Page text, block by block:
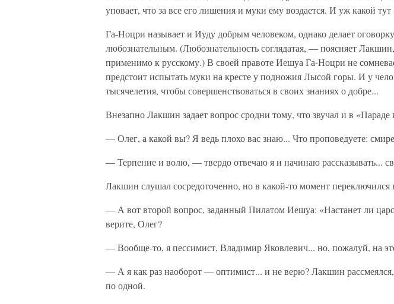
уповает, что за все его лишения и муки ему воздается. И уж какой тут
Га-Ноцри называет и Иуду добрым человеком, однако делает
любознательным. (Любознательность соглядатая, — поясняет
применимо к русскому.) В своей правоте Иешуа Га-Ноцри не
предстоит испытать муки на кресте у подножия Лысой горы. И у
тысячелетия, чтобы совершенствоваться в своих знаниях о добре...
Внезапно Лакшин задает вопрос сродни тому, что звучал и в «Параде
— Олег, а какой вы? Я ведь плохо вас знаю... Что проповедуете:
— Терпение и волю, — твердо отвечаю я и начинаю рассказывать...
Лакшин слушал сосредоточенно, но в какой-то момент переключился
— А вот второй вопрос, заданный Пилатом Иешуа: «Настанет ли
верите, Олег?
— Вообще-то, я пессимист, Владимир Яковлевич... но, пожалуй, на
— А я как раз наоборот — оптимист... и не верю? Лакшин
по одной.